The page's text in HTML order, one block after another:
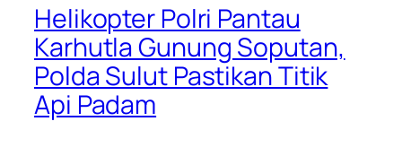
Helikopter Polri Pantau
Karhutla Gunung Soputan,
Polda Sulut Pastikan Titik
Api Padam